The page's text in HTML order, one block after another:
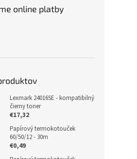
online platby
Lexmark 24016SE - kompatibilný
čierny toner
€17,32
Papírový termokotouček
60/50/12 - 30m
€0,49